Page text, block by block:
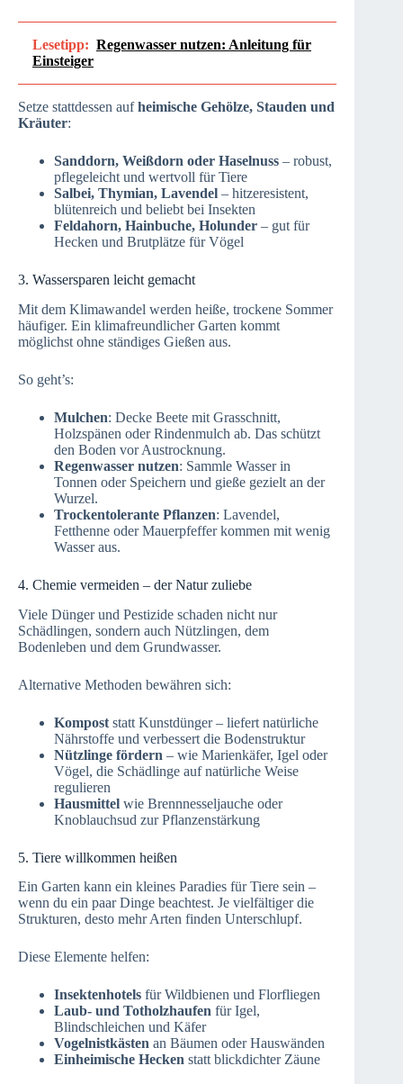
Lesetipp: Regenwasser nutzen: Anleitung für
Einsteiger
Setze stattdessen aufheimische Gehölze, Stauden und
Kräuter:
Sanddorn, Weißdorn oder Haselnuss – robust,
pflegeleicht und wertvoll für Tiere
Salbei, Thymian, Lavendel – hitzeresistent,
blütenreich und beliebt bei Insekten
Feldahorn, Hainbuche, Holunder – gut für
Hecken und Brutplätze für Vögel
3. Wassersparen leicht gemacht
Mit dem Klimawandel werden heiße, trockene Sommer
häufiger. Ein klimafreundlicher Garten kommt
möglichst ohne ständiges Gießen aus.
So geht’s:
Mulchen: Decke Beete mit Grasschnitt,
Holzspänen oder Rindenmulch ab. Das schützt
den Boden vor Austrocknung.
Regenwasser nutzen: Sammle Wasser in
Tonnen oder Speichern und gieße gezielt an der
Wurzel.
Trockentolerante Pflanzen: Lavendel,
Fetthenne oder Mauerpfeffer kommen mit wenig
Wasser aus.
4. Chemie vermeiden – der Natur zuliebe
Viele Dünger und Pestizide schaden nicht nur
Schädlingen, sondern auch Nützlingen, dem
Bodenleben und dem Grundwasser.
Alternative Methoden bewähren sich:
Kompost statt Kunstdünger – liefert natürliche
Nährstoffe und verbessert die Bodenstruktur
Nützlinge fördern – wie Marienkäfer, Igel oder
Vögel, die Schädlinge auf natürliche Weise
regulieren
Hausmittel wie Brennnesseljauche oder
Knoblauchsud zur Pflanzenstärkung
5. Tiere willkommen heißen
Ein Garten kann ein kleines Paradies für Tiere sein –
wenn du ein paar Dinge beachtest. Je vielfältiger die
Strukturen, desto mehr Arten finden Unterschlupf.
Diese Elemente helfen:
Insektenhotels für Wildbienen und Florfliegen
Laub- und Totholzhaufen für Igel,
Blindschleichen und Käfer
Vogelnistkästen an Bäumen oder Hauswänden
Einheimische Hecken statt blickdichter Zäune